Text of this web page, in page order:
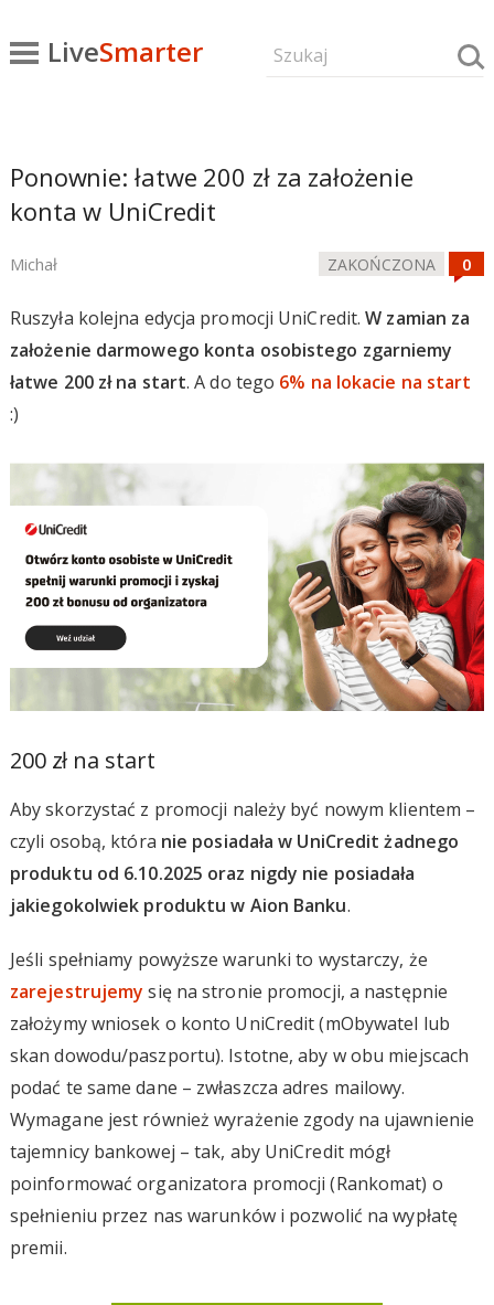
LiveSmarter
Ponownie: łatwe 200 zł za założenie
konta w UniCredit
Michał ZAKOŃCZONA
Ruszyła kolejna edycja promocji UniCredit.W zamian za
założenie darmowego konta osobistego zgarniemy
łatwe 200 zł na start. A do tego 6% na lokacie na start
:)
200 zł na start
Aby skorzystać z promocji należy być nowym klientem –
czyli osobą, która nie posiadała w UniCredit żadnego
produktu od 6.10.2025 oraz nigdy nie posiadała
jakiegokolwiek produktu w Aion Banku.
Jeśli spełniamy powyższe warunki to wystarczy, że
zarejestrujemy się na stronie promocji, a następnie
założymy wniosek o konto UniCredit (mObywatel lub
skan dowodu/paszportu). Istotne, aby w obu miejscach
podać te same dane – zwłaszcza adres mailowy.
Wymagane jest również wyrażenie zgody na ujawnienie
tajemnicy bankowej – tak, aby UniCredit mógł
poinformować organizatora promocji (Rankomat) o
spełnieniu przez nas warunków i pozwolić na wypłatę
premii.